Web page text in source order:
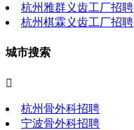
杭州雅群义齿工厂招聘
杭州棋霖义齿工厂招聘
城市搜索

杭州骨外科招聘
宁波骨外科招聘